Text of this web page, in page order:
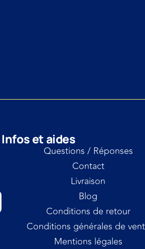
Infos et aides
Questions / Réponses
Contact
Livraison
Blog
Conditions de retour
Conditions générales de
Mentions légales